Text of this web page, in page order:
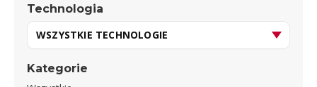
Technologia
Kategorie